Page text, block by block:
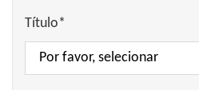
Título*